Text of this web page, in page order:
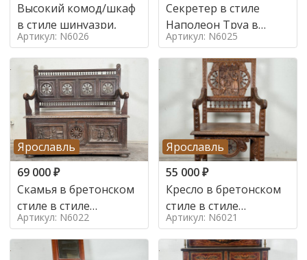
Высокий комод/шкаф
в стиле шинуазри,
Артикул: N6026
Секретер в стиле
Наполеон Труа в
стиле 19 век
Артикул: N6025
Ярославль
69 000₽
Скамья в бретонском
стиле в стиле
Артикул: N6022
Ярославль
55 000₽
Кресло в бретонском
стиле в стиле
Артикул: N6021